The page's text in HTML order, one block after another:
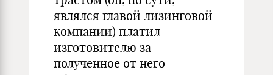
являлся главой лизинговой
компании) платил
изготовителю за
полученное от него